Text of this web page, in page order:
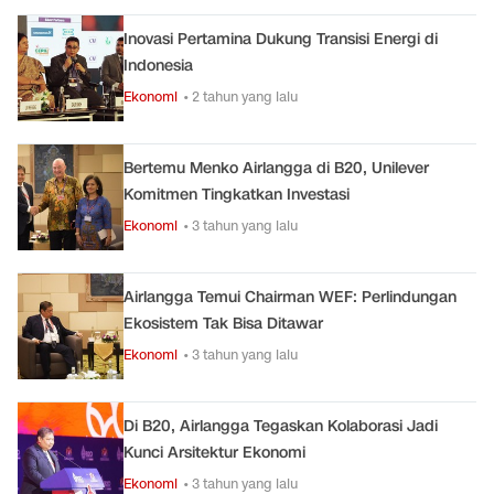
Inovasi Pertamina Dukung Transisi Energi di
Indonesia
Ekonomi • 2 tahun yang lalu
Bertemu Menko Airlangga di B20, Unilever
Komitmen Tingkatkan Investasi
Ekonomi • 3 tahun yang lalu
Airlangga Temui Chairman WEF: Perlindungan
Ekosistem Tak Bisa Ditawar
Ekonomi • 3 tahun yang lalu
Di B20, Airlangga Tegaskan Kolaborasi Jadi
Kunci Arsitektur Ekonomi
Ekonomi • 3 tahun yang lalu